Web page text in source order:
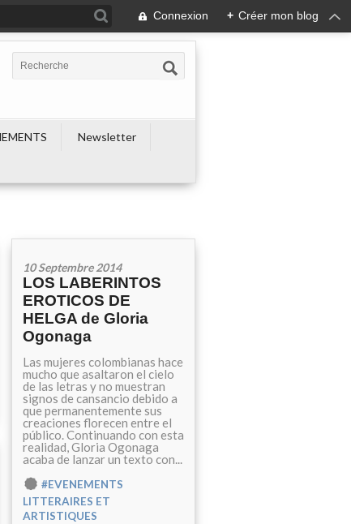
Connexion + Créer mon blog
Newsletter
10 Septembre 2014
LOS LABERINTOS
EROTICOS DE
HELGA de Gloria
Ogonaga
Las mujeres colombianas hace
mucho que asaltaron el cielo
de las letras y no muestran
signos de cansancio debido a
que permanentemente sus
creaciones florecen entre el
público. Continuando con esta
realidad, Gloria Ogonaga
acaba de lanzar un texto con...
#EVENEMENTS
LITTERAIRES ET
ARTISTIQUES